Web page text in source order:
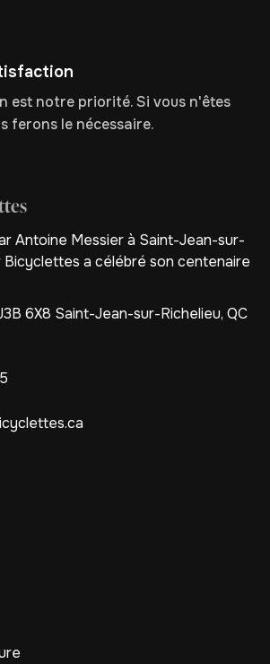
est notre priorité. Si vous n'êtes
ferons le nécessaire.
Antoine Messier à Saint-Jean-sur-
Bicyclettes a célébré son centenaire
6X8 Saint-Jean-sur-Richelieu, QC